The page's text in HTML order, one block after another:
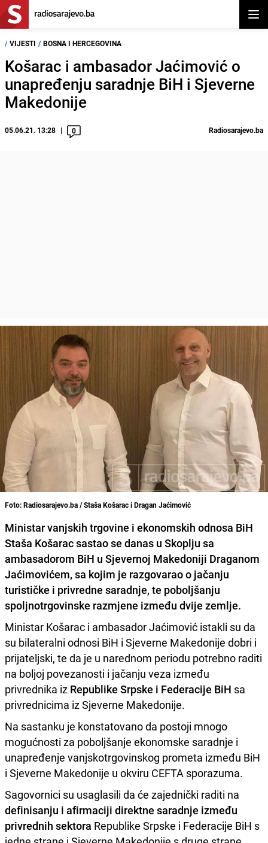
/ VIJESTI / BOSNA I HERCEGOVINA
Košarac i ambasador Jaćimović o
unapređenju saradnje BiH i Sjeverne
Makedonije
05.06.21. 13:28 0 Radiosarajevo.ba
Foto: Radiosarajevo.ba / Staša Košarac i Dragan Jaćimović
Ministar vanjskih trgovine i ekonomskih odnosa BiH
Staša Košaracsastao se danas u Skoplju sa
ambasadorom BiH u Sjevernoj Makedoniji Draganom
Jaćimovićem, sa kojim je razgovarao o jačanju
turističke i privredne saradnje, te poboljšanju
spoljnotrgovinske razmjene između dvije zemlje.
Ministar Košarac i ambasador Jaćimović istakli su da
su bilateralni odnosi BiH i Sjeverne Makedonije dobri i
prijateljski, te da je u narednom periodu potrebno raditi
na boljoj povezanosti i jačanju veza između
privrednika iz Republike Srpske i Federacije BiH sa
privrednicima iz Sjeverne Makedonije.
Na sastanku je konstatovano da postoji mnogo
mogućnosti za poboljšanje ekonomske saradnje i
unapređenje vanjskotrgovinskog prometa između BiH
i Sjeverne Makedonije u okviru CEFTA sporazuma.
Sagovornici su usaglasili da će zajednički raditi na
definisanju i afirmaciji direktne saradnje između
privrednih sektora Republike Srpske i Federacije BiH s